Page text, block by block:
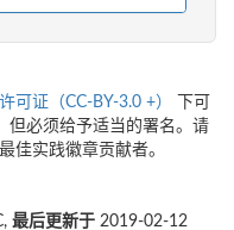
可证（CC-BY-3.0 +）
下可
但必须给予适当的署名。请
佳实践徽章贡献者。
最后更新于 2019-02-12